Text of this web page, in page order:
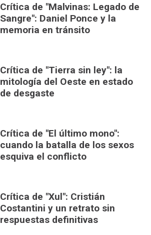
Crítica de "Malvinas: Legado de
Sangre": Daniel Ponce y la
memoria en tránsito
Crítica de "Tierra sin ley": la
mitología del Oeste en estado
de desgaste
Crítica de "El último mono":
cuando la batalla de los sexos
esquiva el conflicto
Crítica de "Xul": Cristián
Costantini y un retrato sin
respuestas definitivas